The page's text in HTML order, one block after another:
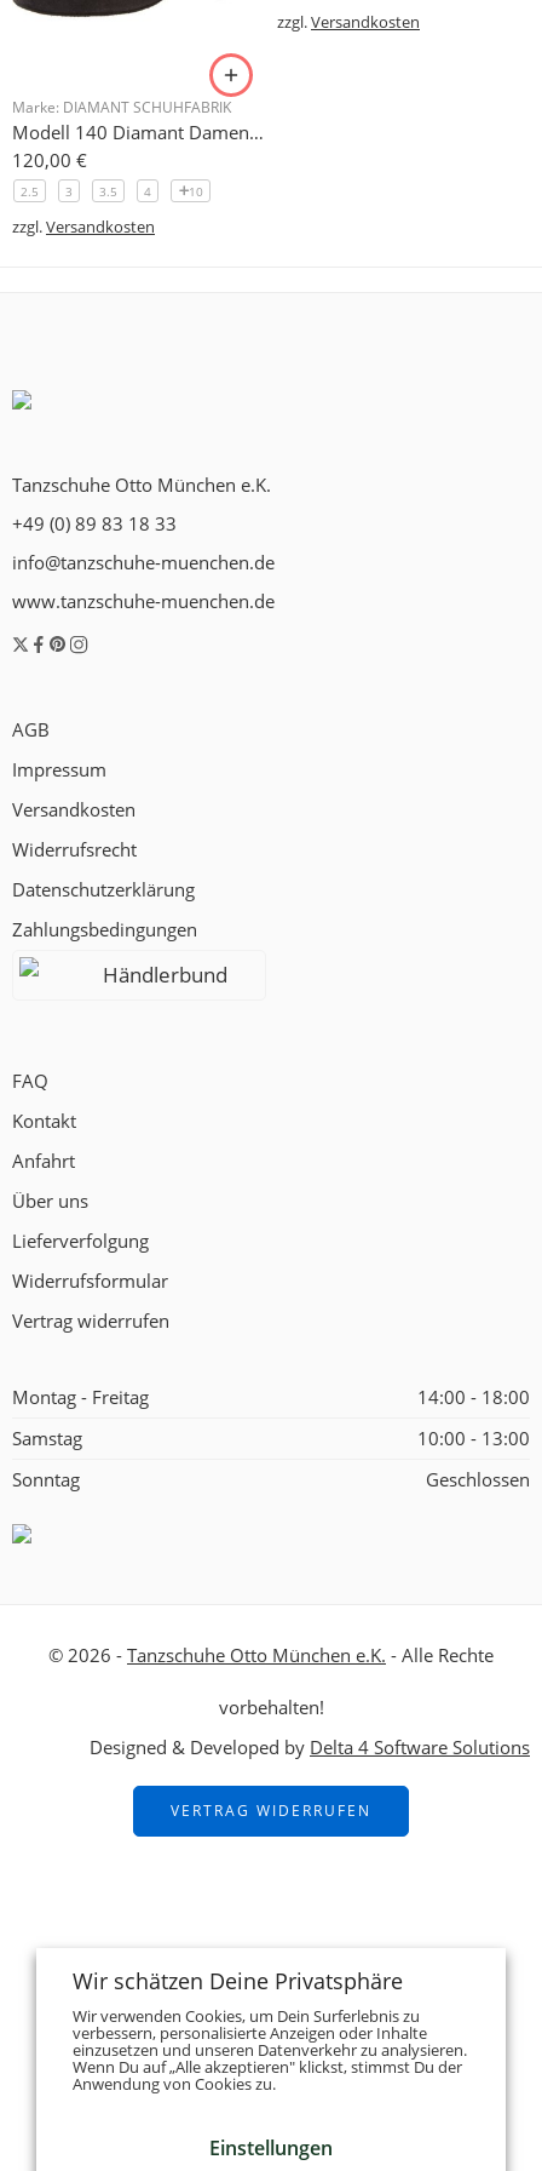
Marke: DIAMANT SCHUHFABRIK
Modell 140 Diamant Damen Trainerschuh Microfaser 3,7 cm
120,00 €
2.5 3 3.5 4 10
zzgl.Versandkosten
zzgl.Versandkosten
Tanzschuhe Otto München e.K.
+49 (0) 89 83 18 33
info@tanzschuhe-muenchen.de
www.tanzschuhe-muenchen.de
AGB
Impressum
Versandkosten
Widerrufsrecht
Datenschutzerklärung
Zahlungsbedingungen
Händlerbund
FAQ
Kontakt
Anfahrt
Über uns
Lieferverfolgung
Widerrufsformular
Vertrag widerrufen
Montag - Freitag
14:00 - 18:00
Samstag
10:00 - 13:00
Sonntag
Geschlossen
© 2026 - Tanzschuhe Otto München e.K. - Alle Rechte
vorbehalten!
Designed & Developed by Delta 4 Software Solutions
VERTRAG WIDERRUFEN
Wir schätzen Deine Privatsphäre
Wir verwenden Cookies, um Dein Surferlebnis zu
verbessern, personalisierte Anzeigen oder Inhalte
einzusetzen und unseren Datenverkehr zu analysieren.
Wenn Du auf „Alle akzeptieren" klickst, stimmst Du der
Anwendung von Cookies zu.
Einstellungen